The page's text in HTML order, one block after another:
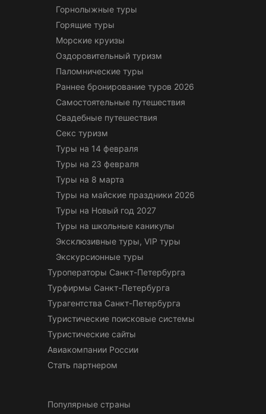
Горнолыжные туры
Горящие туры
Морские круизы
Оздоровительный туризм
Паломнические туры
Раннее бронирование туров 2026
Самостоятельные путешествия
Свадебные путешествия
Секс туризм
Туры на 14 февраля
Туры на 23 февраля
Туры на 8 марта
Туры на майские праздники 2026
Туры на Новый год 2027
Туры на школьные каникулы
Эксклюзивные туры, VIP туры
Экскурсионные туры
Туроператоры Санкт-Петербурга
Турфирмы Санкт-Петербурга
Турагентства Санкт-Петербурга
Туристические поисковые системы
Туристические сайты
Авиакомпании России
Стать партнером
Популярные страны